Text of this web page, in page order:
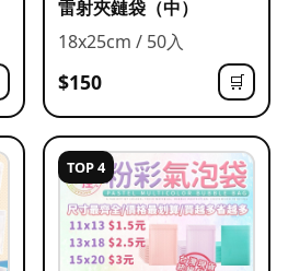
雷射夾鏈袋（中）
18x25cm / 50入
$150 🛒
TOP 4